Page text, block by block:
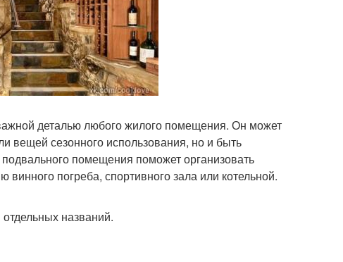
деталью любого жилого помещения. Он может
вещей сезонного использования, но и быть
помещения поможет организовать
погреба, спортивного зала или котельной.
названий.